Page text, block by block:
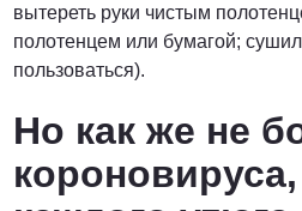
вытереть руки чистым
полотенцем или бумагой;
пользоваться).
Но как же не